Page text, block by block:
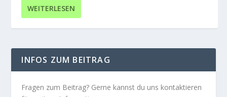
WEITERLESEN
INFOS ZUM BEITRAG
Fragen zum Beitrag? Gerne kannst du uns kontaktieren